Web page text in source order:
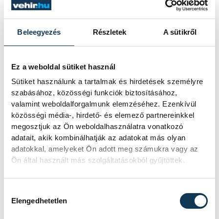
Beleegyezés Részletek A sütikről
Ez a weboldal sütiket használ
Sütiket használunk a tartalmak és hirdetések személyre
szabásához, közösségi funkciók biztosításához,
valamint weboldalforgalmunk elemzéséhez. Ezenkívül
közösségi média-, hirdető- és elemező partnereinkkel
megosztjuk az Ön weboldalhasználatra vonatkozó
adatait, akik kombinálhatják az adatokat más olyan
adatokkal, amelyeket Ön adott meg számukra vagy az
Ön által használt más szolgáltatásokból gyűjtöttek.
Elengedhetetlen
TOVÁBBI CIKKEK
ONE VESZPRÉM HC
A gólok mellett a
könnyek is potyogtak –
Gasper Marguc